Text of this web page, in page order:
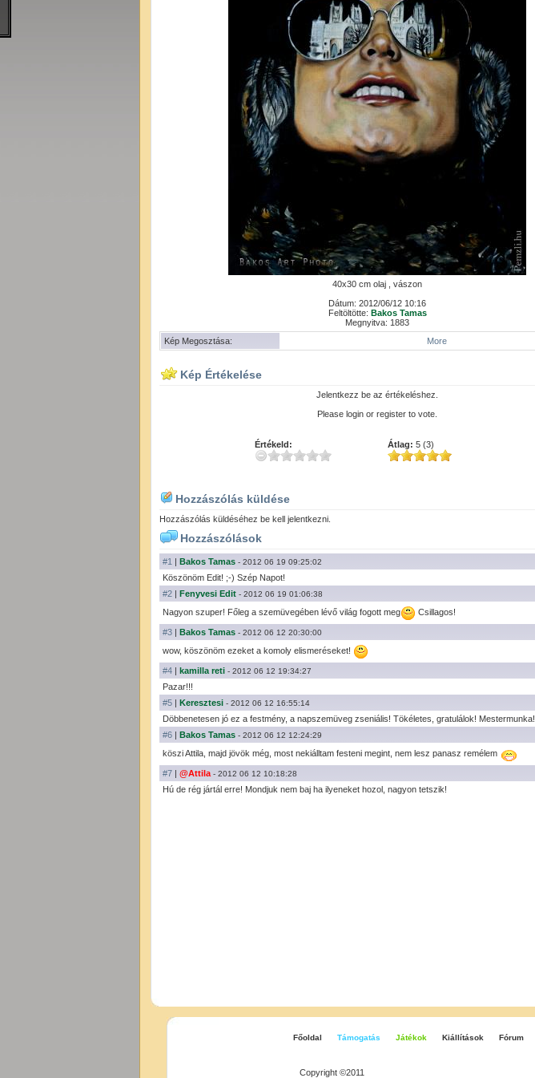
40x30 cm olaj , vászon
Dátum: 2012/06/12 10:16
Feltöltötte: Bakos Tamas
Megnyitva: 1883
Kép Megosztása:
More
Kép Értékelése
Jelentkezz be az értékeléshez.
Please login or register to vote.
Értékeld: Átlag: 5 (3)
Hozzászólás küldése
Hozzászólás küldéséhez be kell jelentkezni.
Hozzászólások
#1 | Bakos Tamas - 2012 06 19 09:25:02
Köszönöm Edit! ;-) Szép Napot!
#2 | Fenyvesi Edit - 2012 06 19 01:06:38
Nagyon szuper! Főleg a szemüvegében lévő világ fogott meg Csillagos!
#3 | Bakos Tamas - 2012 06 12 20:30:00
wow, köszönöm ezeket a komoly elismeréseket!
#4 | kamilla reti - 2012 06 12 19:34:27
Pazar!!!
#5 | Keresztesi - 2012 06 12 16:55:14
Döbbenetesen jó ez a festmény, a napszemüveg zseniális! Tökéletes, gratulálok! Mestermunka!
#6 | Bakos Tamas - 2012 06 12 12:24:29
köszi Attila, majd jövök még, most nekiálltam festeni megint, nem lesz panasz remélem
#7 | @Attila - 2012 06 12 10:18:28
Hú de rég jártál erre! Mondjuk nem baj ha ilyeneket hozol, nagyon tetszik!
Főoldal Támogatás Játékok Kiállítások Fórum
Copyright ©2011